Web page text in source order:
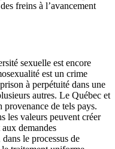
freins à l’avancement
sexuelle est encore
est un crime
à perpétuité dans une
autres. Le Québec et
provenance de tels pays.
les valeurs peuvent créer
demandes
le processus de